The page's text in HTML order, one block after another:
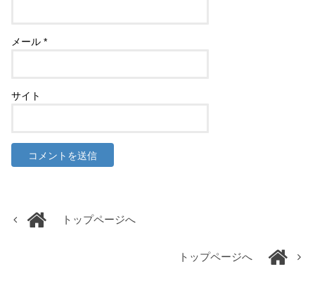
メール*
サイト
トップページへ
トップページへ